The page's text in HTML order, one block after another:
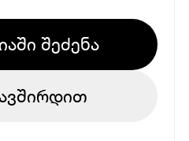
შეძენა